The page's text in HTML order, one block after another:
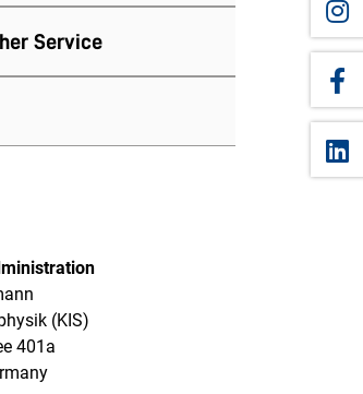
Service
(KIS)
401a